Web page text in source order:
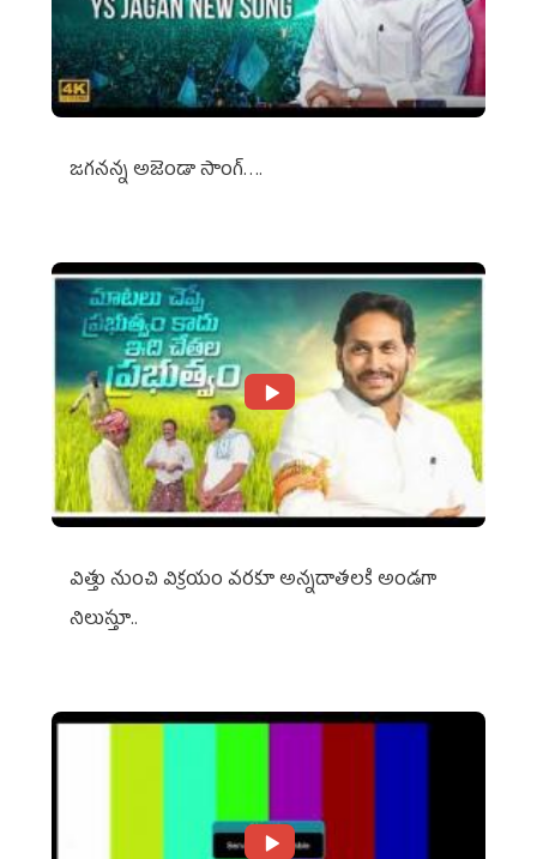
జగనన్న అజెండా సాంగ్….
విత్తు నుంచి విక్రయం వరకూ అన్నదాతలకి అండగా
నిలుస్తూ..